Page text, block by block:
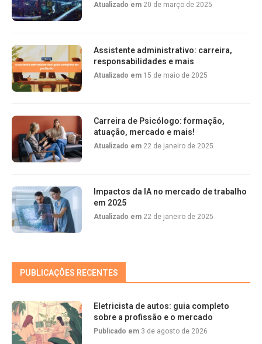
Atualizado em 20 de março de 2025
Assistente administrativo: carreira,
responsabilidades e mais
Atualizado em 15 de maio de 2025
Carreira de Psicólogo: formação,
atuação, mercado e mais!
Atualizado em 22 de janeiro de 2025
Impactos da IA no mercado de trabalho
em 2025
Atualizado em 22 de janeiro de 2025
PUBLICAÇÕES RECENTES
Eletricista de autos: guia completo
sobre a profissão e o mercado
Publicado em 3 de agosto de 2026